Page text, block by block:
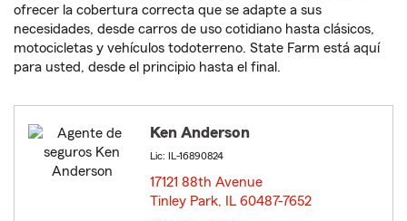
ofrecer la cobertura correcta que se adapte a sus
necesidades, desde carros de uso cotidiano hasta clásicos,
motocicletas y vehículos todoterreno. State Farm está aquí
para usted, desde el principio hasta el final.
Ken Anderson
Lic: IL-16890824
17121 88th Avenue
Tinley Park, IL 60487-7652